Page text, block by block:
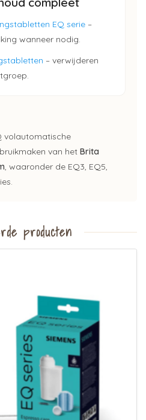
EQ serie –
wanneer nodig.
– verwijderen
volautomatische
van het Brita
, waaronder de EQ3, EQ5,
producten